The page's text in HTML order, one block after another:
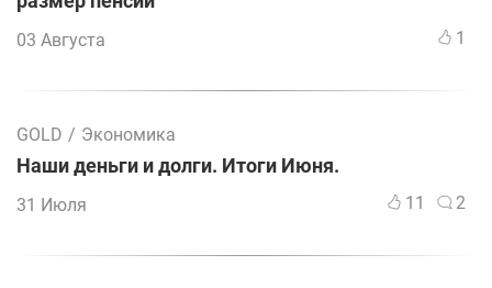
03 Августа 1
GOLD / Экономика
Наши деньги и долги. Итоги Июня.
31 Июля 11 2